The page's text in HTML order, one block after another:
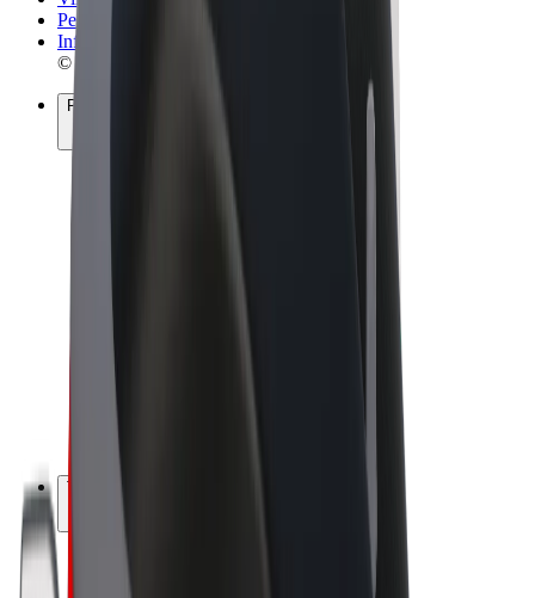
Personvern
Informasjonskapsler
© 2026 Bolt Technology OÜ
Produkter
Bolt for Business
El-sykler
Bolt Pluss
Tjen med Bolt